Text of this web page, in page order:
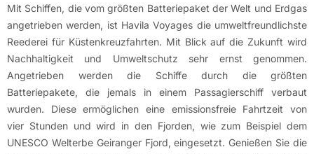
Mit Schiffen, die vom größten Batteriepaket der Welt und Erdgas
angetrieben werden, ist Havila Voyages die umweltfreundlichste
Reederei für Küstenkreuzfahrten. Mit Blick auf die Zukunft wird
Nachhaltigkeit und Umweltschutz sehr ernst genommen.
Angetrieben werden die Schiffe durch die größten
Batteriepakete, die jemals in einem Passagierschiff verbaut
wurden. Diese ermöglichen eine emissionsfreie Fahrtzeit von
vier Stunden und wird in den Fjorden, wie zum Beispiel dem
UNESCO Welterbe Geiranger Fjord, eingesetzt. Genießen Sie die